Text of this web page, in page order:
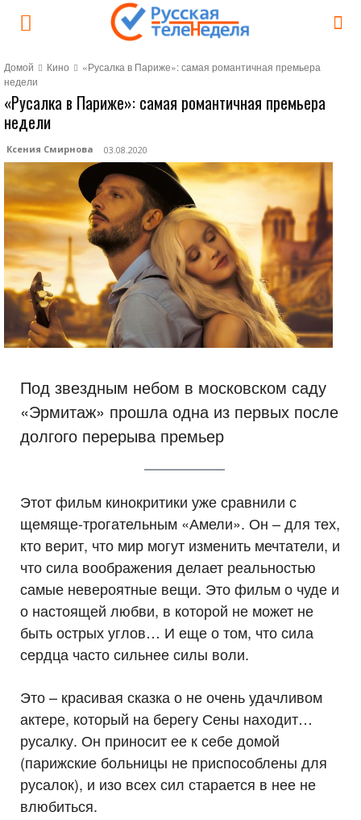
Домой Кино
«Русалка в Париже»: самая романтичная премьера
недели
«Русалка в Париже»: самая романтичная премьера
недели
Ксения Смирнова 03.08.2020
Под звездным небом в московском саду
«Эрмитаж» прошла одна из первых после
долгого перерыва премьер
Этот фильм кинокритики уже сравнили с
щемяще-трогательным «Амели». Он – для тех,
кто верит, что мир могут изменить мечтатели, и
что сила воображения делает реальностью
самые невероятные вещи. Это фильм о чуде и
о настоящей любви, в которой не может не
быть острых углов… И еще о том, что сила
сердца часто сильнее силы воли.
Это – красивая сказка о не очень удачливом
актере, который на берегу Сены находит…
русалку. Он приносит ее к себе домой
(парижские больницы не приспособлены для
русалок), и изо всех сил старается в нее не
влюбиться.